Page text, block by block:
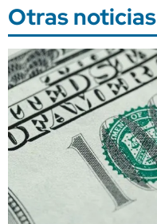
Otras noticias